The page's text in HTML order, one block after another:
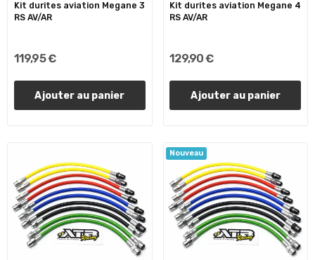
Kit durites aviation Megane 3
RS AV/AR
119,95 €
Ajouter au panier
Kit durites aviation Megane 4
RS AV/AR
129,90 €
Ajouter au panier
Nouveau